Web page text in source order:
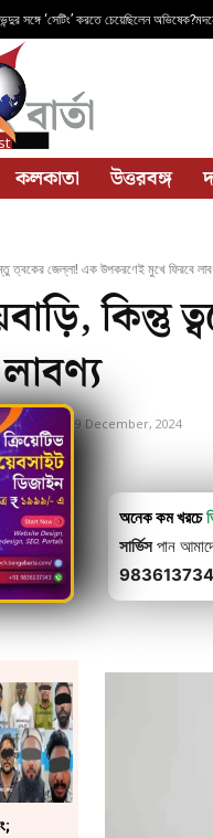
সঙ্গে ‘সেটিং’ করতে চেয়েছিলেন
কলকাতা উত্তরবঙ্গ
ত্বকের জেল্লা! এক উপকরণেই মুখে ফিরবে
কিন্তু
Updated: 9 December, 2024
অনেক কম খরচে
সার্ভিসপান